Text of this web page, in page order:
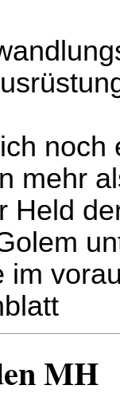
noch
mehr
Held
im
MH